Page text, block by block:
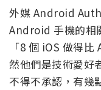
外媒 Android
Android 手機的相
「8 個 iOS 做得
然他們是技術愛好
不得不承認，有幾